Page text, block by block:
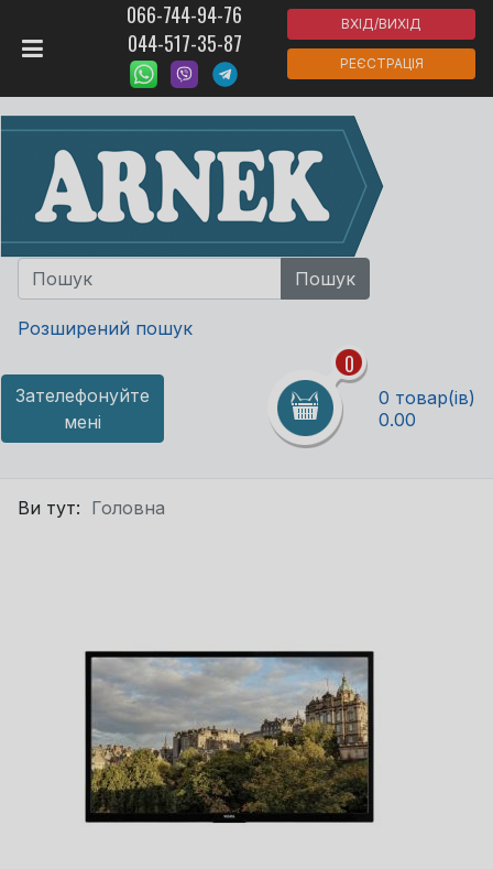
066-744-94-76
044-517-35-87
ВХІД/ВИХІД
РЕЄСТРАЦІЯ
Розширений пошук
Зателефонуйте
мені
0
0 товар(ів)
0.00
Ви тут: Головна